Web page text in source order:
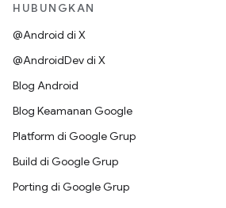
HUBUNGKAN
@Android di X
@AndroidDev di X
Blog Android
Blog Keamanan Google
Platform di Google Grup
Build di Google Grup
Porting di Google Grup